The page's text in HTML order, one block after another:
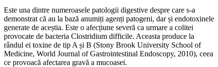
Este una dintre numeroasele patologii digestive despre care s-a
demonstrat că au la bază anumiți agenți patogeni, dar și endotoxinele
generate de aceștia. Este o afecțiune severă ca urmare a colitei
provocate de bacteria Clostridium difficile. Aceasta produce la
rândul ei toxine de tip A și B (Stony Brook University School of
Medicine, World Journal of Gastrointestinal Endoscopy, 2010), ceea
ce provoacă afectarea gravă a mucoasei.